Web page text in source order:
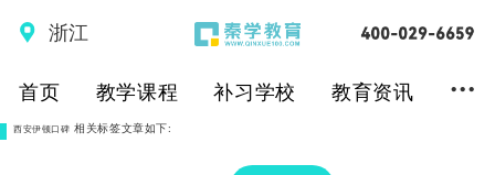
浙江
首页 教学课程 补习学校 教育资讯 ...
西安伊顿口碑 相关标签文章如下: